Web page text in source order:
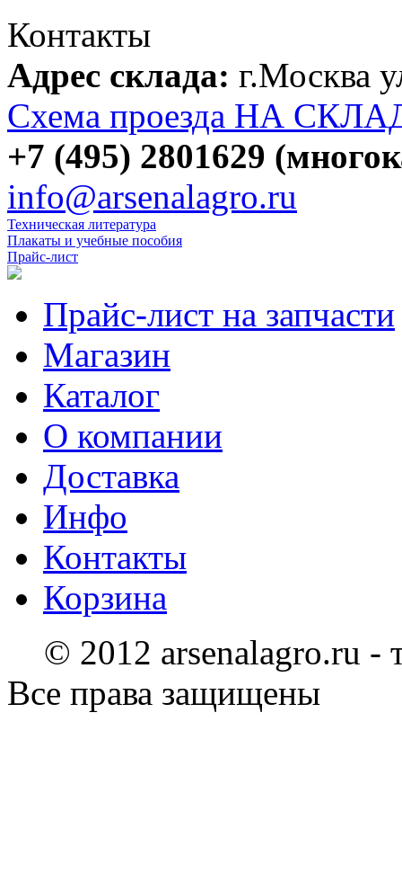
Контакты
Адрес склада: г.Москва
Схема проезда НА
+7 (495) 2801629
info@arsenalagro.ru
Техническая литература
Плакаты и учебные пособия
Прайс-лист
Прайс-лист на запчасти
Магазин
Каталог
О компании
Доставка
Инфо
Контакты
Корзина
© 2012 arsenalagro.ru -
Все права защищены